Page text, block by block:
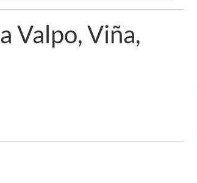
Valpo, Viña,